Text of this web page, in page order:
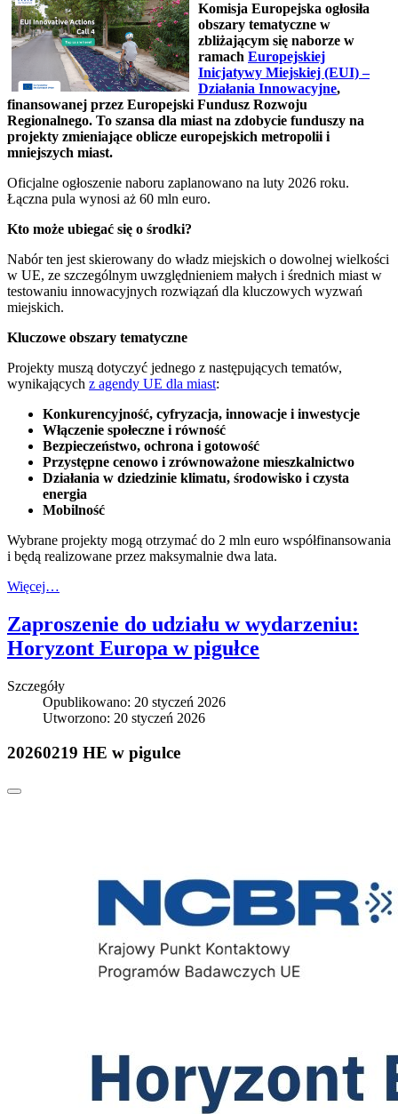
Komisja Europejska ogłosiła
obszary tematyczne w
zbliżającym się naborze w
ramach Europejskiej
Inicjatywy Miejskiej (EUI) –
Działania Innowacyjne,
finansowanej przez Europejski Fundusz Rozwoju
Regionalnego. To szansa dla miast na zdobycie funduszy na
projekty zmieniające oblicze europejskich metropolii i
mniejszych miast.
Oficjalne ogłoszenie naboru zaplanowano na luty 2026 roku.
Łączna pula wynosi aż 60 mln euro.
Kto może ubiegać się o środki?
Nabór ten jest skierowany do władz miejskich o dowolnej wielkości
w UE, ze szczególnym uwzględnieniem małych i średnich miast w
testowaniu innowacyjnych rozwiązań dla kluczowych wyzwań
miejskich.
Kluczowe obszary tematyczne
Projekty muszą dotyczyć jednego z następujących tematów,
wynikających z agendy UE dla miast:
Konkurencyjność, cyfryzacja, innowacje i inwestycje
Włączenie społeczne i równość
Bezpieczeństwo, ochrona i gotowość
Przystępne cenowo i zrównoważone mieszkalnictwo
Działania w dziedzinie klimatu, środowisko i czysta
energia
Mobilność
Wybrane projekty mogą otrzymać do 2 mln euro współfinansowania
i będą realizowane przez maksymalnie dwa lata.
Więcej…
Zaproszenie do udziału w wydarzeniu:
Horyzont Europa w pigułce
Szczegóły
Opublikowano: 20 styczeń 2026
Utworzono: 20 styczeń 2026
20260219 HE w pigulce